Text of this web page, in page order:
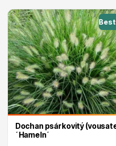
Ovocné stromy
Okrasné trávy
Dochan psárkovitý
´Hameln´